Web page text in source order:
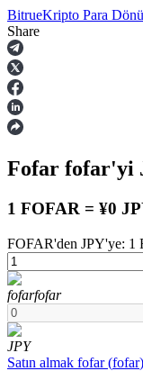
Vadeli İşlemler
USDT Vadeli
Teminat olarak
BitrueKripto Para
Share
Fofar fofar'yi
1 FOFAR = ¥0
FOFAR'den JPY'ye: 1
fofarfofar
JPY
Satın almak fofar(fofar)